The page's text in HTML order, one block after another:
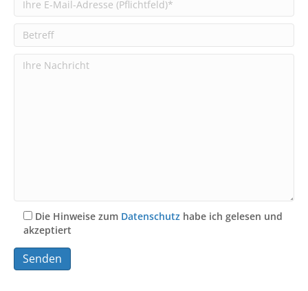
Die Hinweise zum Datenschutz habe ich gelesen und
akzeptiert